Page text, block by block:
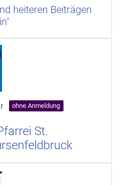
heiteren Beiträgen
ohne Anmeldung
St.